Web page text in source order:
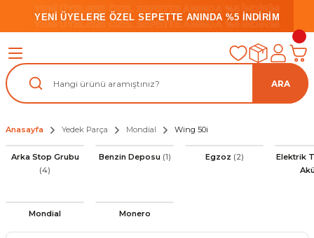
YENİ ÜYELERE ÖZEL SEPETTE ANINDA %5 İNDİRİM
YENİ ÜYELERE ÖZEL SEPETTE ANINDA %5 İNDİRİM
YENİ ÜYELERE ÖZEL SEPETTE ANINDA %5 İNDİRİM
ARA
Anasayfa Yedek Parça Mondial Wing 50i
Arka Stop Grubu
(4)
Benzin Deposu (1) Egzoz (2)
Elektrik
Mondial Monero